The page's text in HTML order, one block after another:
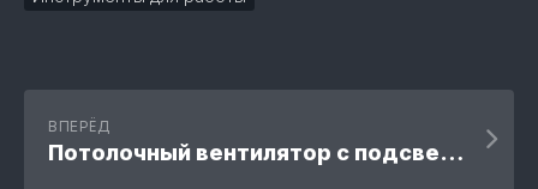
ВПЕРЁД
Потолочный вентилятор с подсветкой (42 инч)